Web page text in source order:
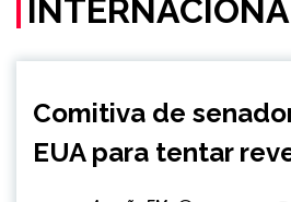
NOTÍCIAS
Comitiva de
EUA para tentar